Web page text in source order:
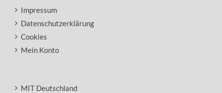
Impressum
Datenschutzerklärung
Cookies
Mein Konto
MIT Deutschland